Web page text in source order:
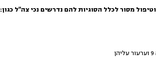
מסור לכלל הסוגיות להם נדרשים נכי צה"ל כגון: